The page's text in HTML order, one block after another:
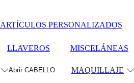
ARTÍCULOS PERSONALIZADOS
LLAVEROS MISCELÁNEAS
Abrir CABELLO MAQUILLAJE